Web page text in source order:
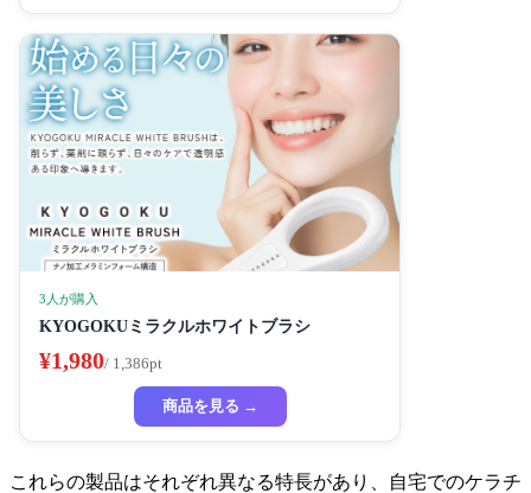
3人が購入
KYOGOKUミラクルホワイトブラシ
¥1,980/ 1,386pt
商品を見る →
これらの製品はそれぞれ異なる特長があり、自宅でのケラチ